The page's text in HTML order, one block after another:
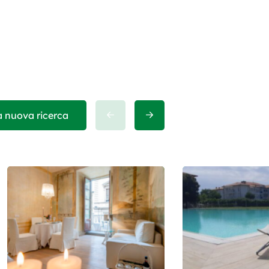
nuova ricerca